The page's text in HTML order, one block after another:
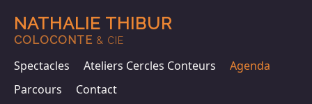
NATHALIE THIBUR
COLOCONTE & CIE
Spectacles Ateliers Cercles Conteurs
Agenda
Parcours
Contact